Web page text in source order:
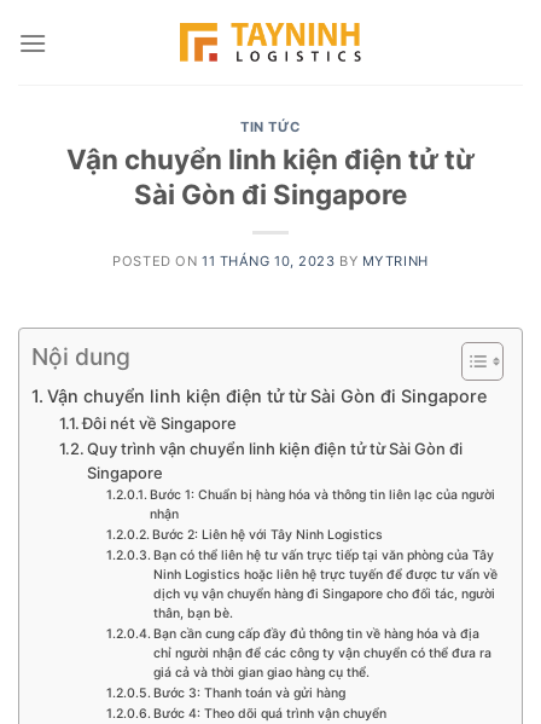
TIN TỨC
Vận chuyển linh kiện điện tử từ
Sài Gòn đi Singapore
POSTED ON 11 THÁNG 10, 2023 BY MYTRINH
Nội dung
Vận chuyển linh kiện điện tử từ Sài Gòn đi Singapore
Đôi nét về Singapore
Quy trình vận chuyển linh kiện điện tử từ Sài Gòn đi
Singapore
Bước 1: Chuẩn bị hàng hóa và thông tin liên lạc của người
nhận
Bước 2: Liên hệ với Tây Ninh Logistics
Bạn có thể liên hệ tư vấn trực tiếp tại văn phòng của Tây
Ninh Logistics hoặc liên hệ trực tuyến để được tư vấn về
dịch vụ vận chuyển hàng đi Singapore cho đối tác, người
thân, bạn bè.
Bạn cần cung cấp đầy đủ thông tin về hàng hóa và địa
chỉ người nhận để các công ty vận chuyển có thể đưa ra
giá cả và thời gian giao hàng cụ thể.
Bước 3: Thanh toán và gửi hàng
Bước 4: Theo dõi quá trình vận chuyển